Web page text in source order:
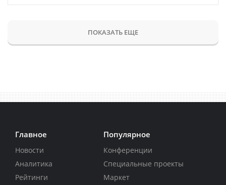
ПОКАЗАТЬ ЕЩЕ
Главное
Новости
Аналитика
Рейтинги
Популярное
Конференции
Специальные проекты
Маркет